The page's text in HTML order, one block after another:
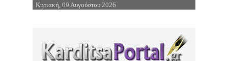
Επιστροφή στην Πλοήγηση
Κυριακή, 09 Αυγούστου 2026